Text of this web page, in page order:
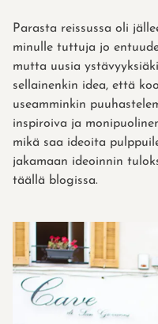
Parasta reissussa oli
minulle tuttuja jo
mutta uusia
sellainenkin idea, että
useamminkin
inspiroiva ja
mikä saa ideoita
jakamaan ideoinnin
täällä blogissa.